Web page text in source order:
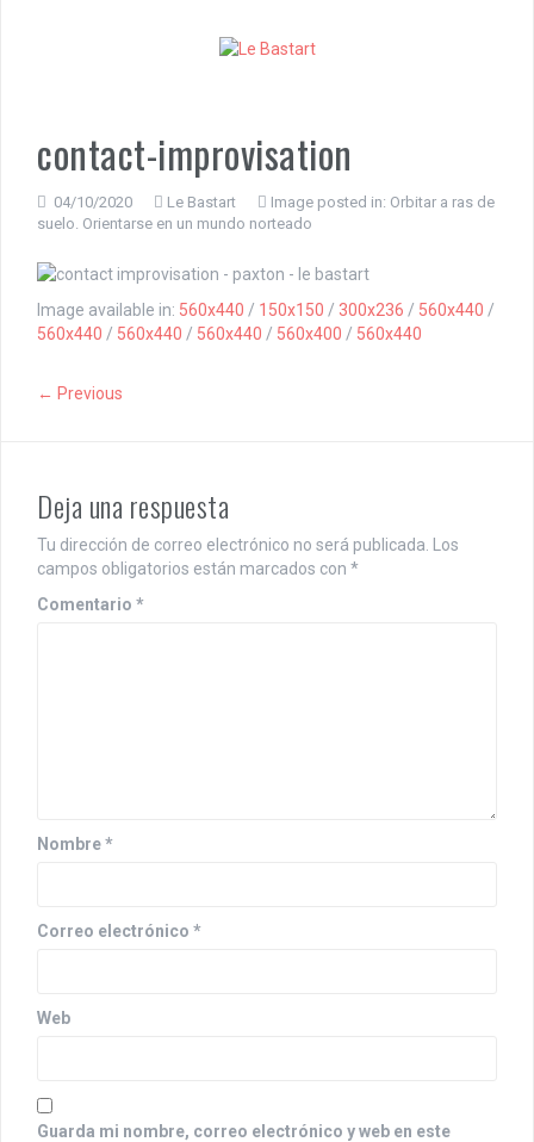
contact-improvisation
04/10/2020 Le Bastart Image posted in: Orbitar a ras de
suelo. Orientarse en un mundo norteado
Image available in: 560x440 / 150x150 / 300x236 / 560x440 /
560x440 / 560x440 / 560x440 / 560x400 / 560x440
← Previous
Deja una respuesta
Tu dirección de correo electrónico no será publicada. Los
campos obligatorios están marcados con *
Comentario *
Nombre*
Correo electrónico *
Web
Guarda mi nombre, correo electrónico y web en este